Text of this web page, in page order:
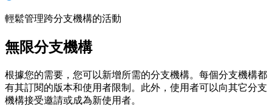
輕鬆管理跨分支機構的活動
無限分支機構
根據您的需要，您可以新增所需的分支機構。每個分支機構都
有其訂閱的版本和使用者限制。此外，使用者可以向其它分支
機構接受邀請­或成為新使用者。